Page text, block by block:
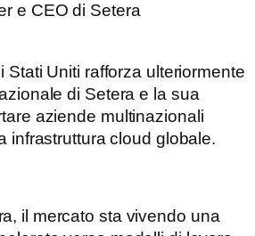
e CEO di Setera
Stati Uniti rafforza ulteriormente
di Setera e la sua
aziende multinazionali
infrastruttura cloud globale.
il mercato sta vivendo una